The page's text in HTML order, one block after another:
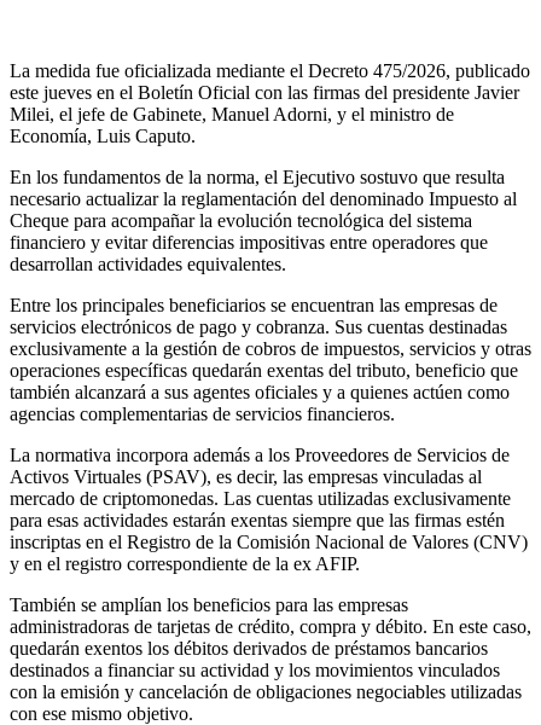
La medida fue oficializada mediante el Decreto 475/2026, publicado
este jueves en el Boletín Oficial con las firmas del presidente Javier
Milei, el jefe de Gabinete, Manuel Adorni, y el ministro de
Economía, Luis Caputo.
En los fundamentos de la norma, el Ejecutivo sostuvo que resulta
necesario actualizar la reglamentación del denominado Impuesto al
Cheque para acompañar la evolución tecnológica del sistema
financiero y evitar diferencias impositivas entre operadores que
desarrollan actividades equivalentes.
Entre los principales beneficiarios se encuentran las empresas de
servicios electrónicos de pago y cobranza. Sus cuentas destinadas
exclusivamente a la gestión de cobros de impuestos, servicios y otras
operaciones específicas quedarán exentas del tributo, beneficio que
también alcanzará a sus agentes oficiales y a quienes actúen como
agencias complementarias de servicios financieros.
La normativa incorpora además a los Proveedores de Servicios de
Activos Virtuales (PSAV), es decir, las empresas vinculadas al
mercado de criptomonedas. Las cuentas utilizadas exclusivamente
para esas actividades estarán exentas siempre que las firmas estén
inscriptas en el Registro de la Comisión Nacional de Valores (CNV)
y en el registro correspondiente de la ex AFIP.
También se amplían los beneficios para las empresas
administradoras de tarjetas de crédito, compra y débito. En este caso,
quedarán exentos los débitos derivados de préstamos bancarios
destinados a financiar su actividad y los movimientos vinculados
con la emisión y cancelación de obligaciones negociables utilizadas
con ese mismo objetivo.